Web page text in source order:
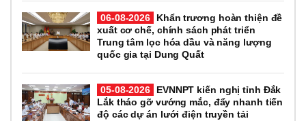
06-08-2026
Khẩn trương hoàn thiện đề
xuất cơ chế, chính sách phát triển
Trung tâm lọc hóa dầu và năng lượng
quốc gia tại Dung Quất
05-08-2026
EVNNPT kiến nghị tỉnh Đắk
Lắk tháo gỡ vướng mắc, đẩy nhanh tiến
độ các dự án lưới điện truyền tải